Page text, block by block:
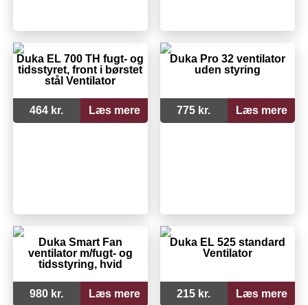
Duka EL 700 TH fugt- og
tidsstyret, front i børstet
stål Ventilator
464 kr. Læs mere
Duka Pro 32 ventilator
uden styring
775 kr. Læs mere
Duka Smart Fan
ventilator m/fugt- og
tidsstyring, hvid
980 kr. Læs mere
Duka EL 525 standard
Ventilator
215 kr. Læs mere